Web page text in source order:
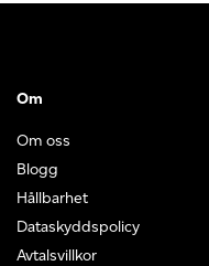
Om
Om oss
Blogg
Hållbarhet
Dataskyddspolicy
Avtalsvillkor